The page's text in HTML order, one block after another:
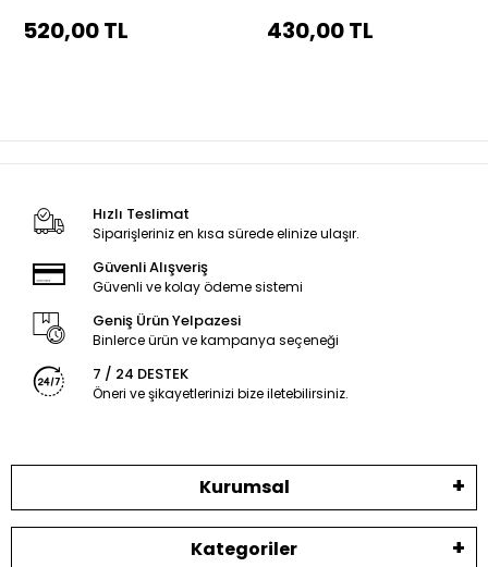
- Yellow Killer
520,00 TL
Mor Kafa
430,00 TL
Hızlı Teslimat
Siparişleriniz en kısa sürede elinize ulaşır.
Güvenli Alışveriş
Güvenli ve kolay ödeme sistemi
Geniş Ürün Yelpazesi
Binlerce ürün ve kampanya seçeneği
7 / 24 DESTEK
Öneri ve şikayetlerinizi bize iletebilirsiniz.
Kurumsal
Kategoriler